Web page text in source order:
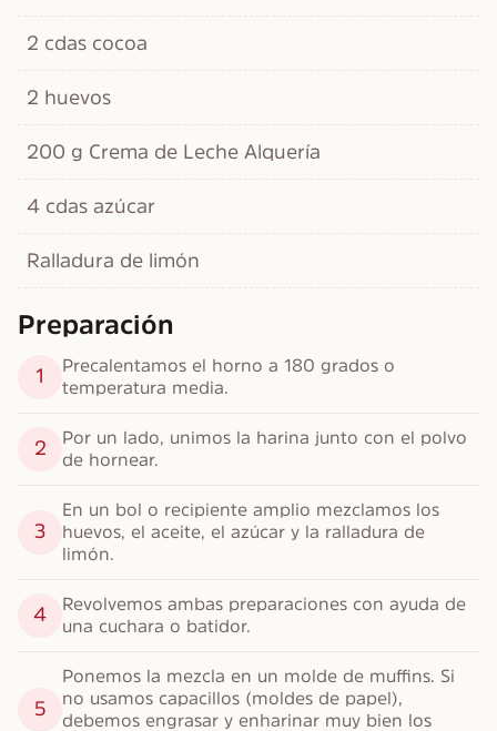
2 cdas cocoa
2 huevos
200 g Crema de Leche Alquería
4 cdas azúcar
Ralladura de limón
Preparación
1
Precalentamos el horno a 180 grados o
temperatura media.
2
Por un lado, unimos la harina junto con el polvo
de hornear.
3
En un bol o recipiente amplio mezclamos los
huevos, el aceite, el azúcar y la ralladura de
limón.
4
Revolvemos ambas preparaciones con ayuda de
una cuchara o batidor.
5
Ponemos la mezcla en un molde de muffins. Si
no usamos capacillos (moldes de papel),
debemos engrasar y enharinar muy bien los